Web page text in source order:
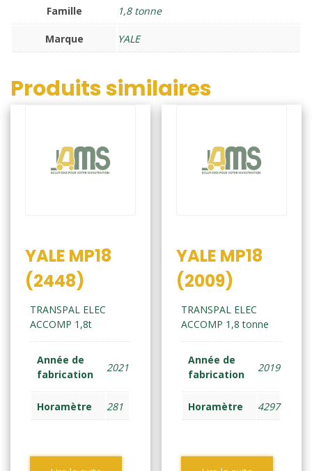
Famille 1,8 tonne
Marque YALE
Produits similaires
YALE MP18
(2448)
TRANSPAL ELEC
ACCOMP 1,8t
Année de
fabrication
2021
Horamètre 281
YALE MP18
(2009)
TRANSPAL ELEC
ACCOMP 1,8 tonne
Année de
fabrication
2019
Horamètre 4297